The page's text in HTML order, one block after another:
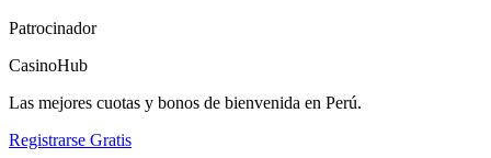
Patrocinador
CasinoHub
Las mejores cuotas y bonos de bienvenida en Perú.
Registrarse Gratis